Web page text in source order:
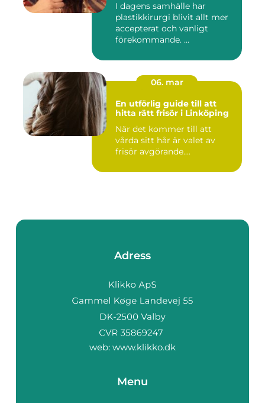
I dagens samhälle har
plastikkirurgi blivit allt mer
accepterat och vanligt
förekommande. ...
06. mar
En utförlig guide till att
hitta rätt frisör i Linköping
När det kommer till att
vårda sitt hår är valet av
frisör avgörande....
Adress
web: www.klikko.dk
Menu